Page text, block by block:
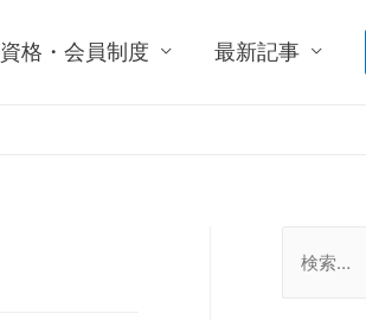
資格・会員制度 最新記事